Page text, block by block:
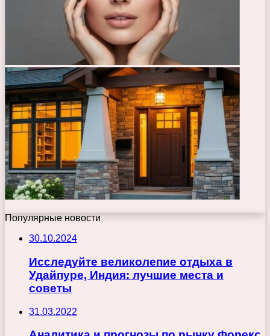
Популярные новости
30.10.2024
Исследуйте великолепие отдыха в
Удайпуре, Индия: лучшие места и
советы
31.03.2022